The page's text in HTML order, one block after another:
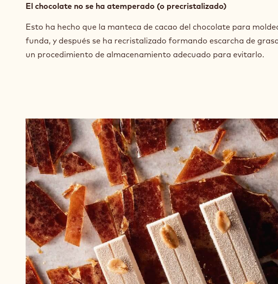
El chocolate no se ha atemperado (o precristalizado)
Esto ha hecho que la manteca de cacao del chocolate para
funda, y después se ha recristalizado formando escarcha de
un procedimiento de almacenamiento adecuado para evitarlo.